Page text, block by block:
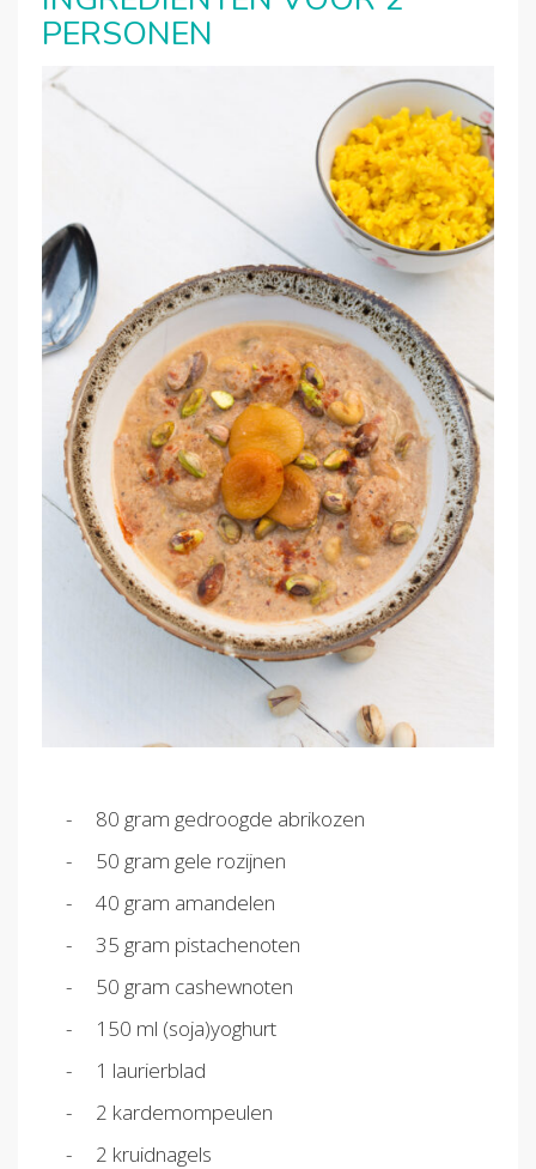
PERSONEN
80 gram gedroogde abrikozen
50 gram gele rozijnen
40 gram amandelen
35 gram pistachenoten
50 gram cashewnoten
150 ml (soja)yoghurt
1 laurierblad
2 kardemompeulen
2 kruidnagels